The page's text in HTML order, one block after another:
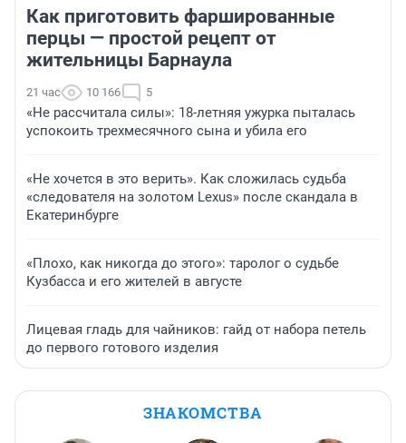
Как приготовить фаршированные
перцы — простой рецепт от
жительницы Барнаула
21 час 10 166 5
«Не рассчитала силы»: 18-летняя ужурка пыталась
успокоить трехмесячного сына и убила его
«Не хочется в это верить». Как сложилась судьба
«следователя на золотом Lexus» после скандала в
Екатеринбурге
«Плохо, как никогда до этого»: таролог о судьбе
Кузбасса и его жителей в августе
Лицевая гладь для чайников: гайд от набора петель
до первого готового изделия
ЗНАКОМСТВА